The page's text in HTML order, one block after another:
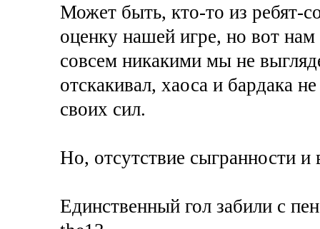
Может быть, кто-то из ребят-
оценку нашей игре, но вот
совсем никакими мы не
отскакивал, хаоса и бардака
своих сил.
Но, отсутствие сыгранности и
Единственный гол забили с